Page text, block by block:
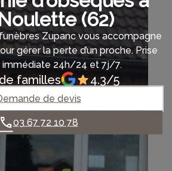
(62)
Zupanc vous accompagne
gérer la perte d’un proche. Prise
immédiate 24h/24 et 7j/7.
familles 4.3/5
de devis
03 67 72 10 78